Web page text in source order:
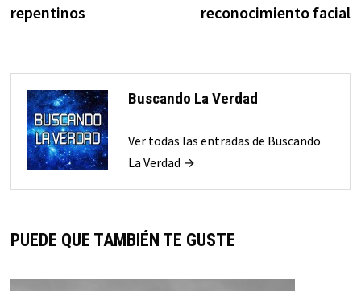
repentinos
reconocimiento facial
Buscando La Verdad
Ver todas las entradas de Buscando
La Verdad →
PUEDE QUE TAMBIÉN TE GUSTE